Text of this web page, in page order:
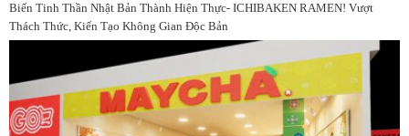
Biến Tinh Thần Nhật Bản Thành Hiện Thực- ICHIBAKEN RAMEN! Vượt
Thách Thức, Kiến Tạo Không Gian Độc Bản